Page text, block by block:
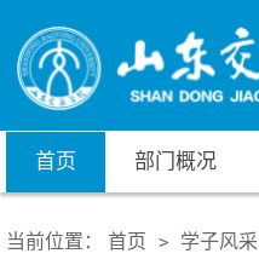
首页 部门概况
当前位置： 首页 > 学子风采